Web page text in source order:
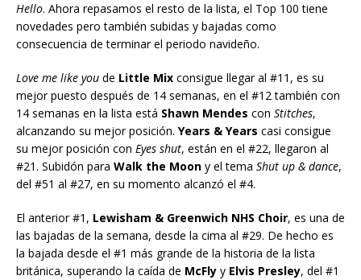
Hello. Ahora repasamos el resto de la lista, el Top 100 tiene
novedades pero también subidas y bajadas como
consecuencia de terminar el periodo navideño.
Love me like you de Little Mix consigue llegar al #11, es su
mejor puesto después de 14 semanas, en el #12 también con
14 semanas en la lista está Shawn Mendes con Stitches,
alcanzando su mejor posición. Years & Years casi consigue
su mejor posición con Eyes shut, están en el #22, llegaron al
#21. Subidón para Walk the Moon y el tema Shut up & dance,
del #51 al #27, en su momento alcanzó el #4.
El anterior #1, Lewisham & Greenwich NHS Choir, es una de
las bajadas de la semana, desde la cima al #29. De hecho es
la bajada desde el #1 más grande de la historia de la lista
británica, superando la caída de McFly y Elvis Presley, del #1